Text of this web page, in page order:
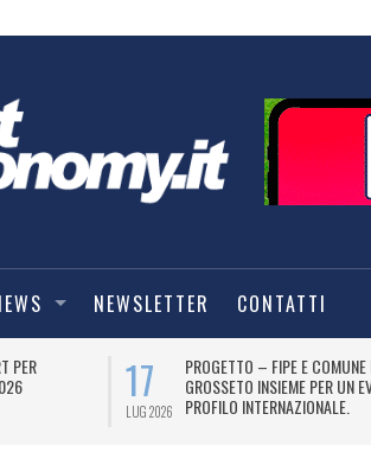
NEWSLETTER CONTATTI
PER
17
LUG 2026
PROGETTO – FIPE E
GROSSETO INSIEME PER UN
PROFILO INTERNAZIONALE.